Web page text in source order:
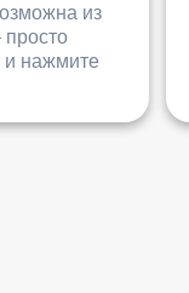
из
просто
и нажмите